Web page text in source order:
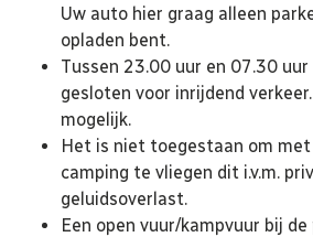
Uw auto hier graag alleen
opladen bent.
Tussen 23.00 uur en 07.30 uur
gesloten voor inrijdend
mogelijk.
Het is niet toegestaan om met
camping te vliegen dit i.v.m.
geluidsoverlast.
Een open vuur/kampvuur bij